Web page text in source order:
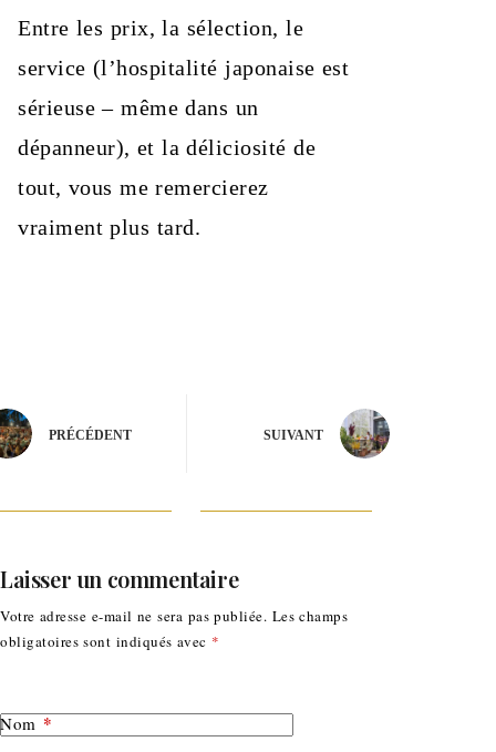
Entre les prix, la sélection, le
service (l’hospitalité japonaise est
sérieuse – même dans un
dépanneur), et la déliciosité de
tout, vous me remercierez
vraiment plus tard.
PRÉCÉDENT SUIVANT
Laisser un commentaire
Votre adresse e-mail ne sera pas publiée. Les champs
obligatoires sont indiqués avec *
Nom *